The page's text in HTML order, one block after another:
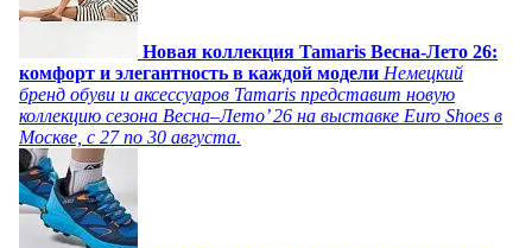
Новая коллекция Tamaris Весна-Лето 26:
комфорт и элегантность в каждой модели Немецкий
бренд обуви и аксессуаров Tamaris представит новую
коллекцию сезона Весна–Лето’ 26 на выставке Euro Shoes в
Москве, с 27 по 30 августа.